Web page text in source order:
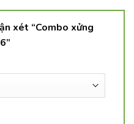
xét “Combo xửng